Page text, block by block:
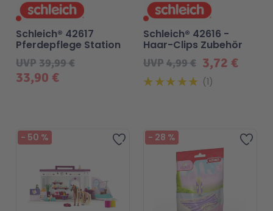
33,90 €
UVP39,99 €
Schleich® 42617
Pferdepflege Station
3,72 €
UVP4,99 €
Schleich® 42616 -
Haar-Clips Zubehör
1
Zur Wunschliste hinzufügen
- 50 % Zur
- 28 %
Beliebt